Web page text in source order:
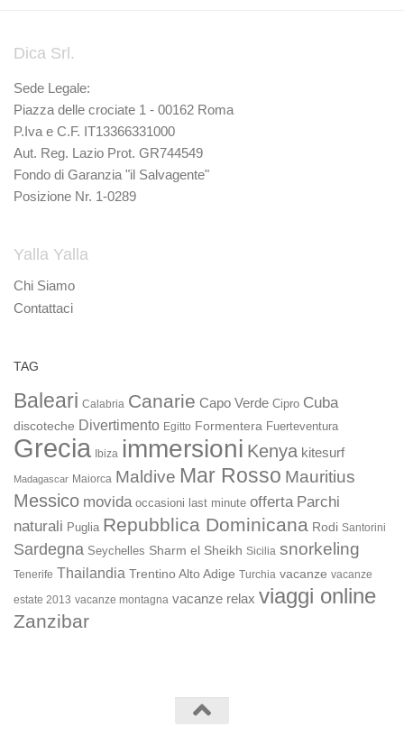
Dica Srl.
Sede Legale:
Piazza delle crociate 1 - 00162 Roma
P.Iva e C.F. IT13366331000
Aut. Reg. Lazio Prot. GR744549
Fondo di Garanzia "il Salvagente"
Posizione Nr. 1-0289
Yalla Yalla
Chi Siamo
Contattaci
TAG
Baleari Calabria Canarie Capo Verde Cipro Cuba
discoteche Divertimento Egitto Formentera Fuerteventura
Grecia Ibiza immersioni Kenya kitesurf
Madagascar Maiorca Maldive Mar Rosso Mauritius
Messico movida occasioni last minute offerta Parchi
naturali Puglia Repubblica Dominicana Rodi Santorini
Sardegna Seychelles Sharm el Sheikh Sicilia snorkeling
Tenerife Thailandia Trentino Alto Adige Turchia vacanze vacanze
estate 2013 vacanze montagna vacanze relax viaggi online
Zanzibar